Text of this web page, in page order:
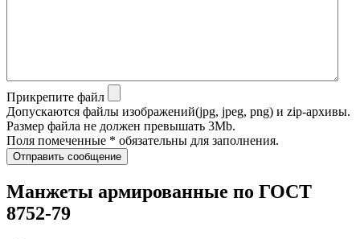
Прикрепите файл
Допускаются файлы изображений(jpg, jpeg, png) и zip-архивы.
Размер файла не должен превышать 3Mb.
Поля помеченные * обязательны для заполнения.
Отправить сообщение
Манжеты армированные по ГОСТ
8752-79